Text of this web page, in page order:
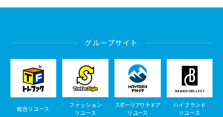
グループサイト
総合リユース
ファッション
リユース
スポーツアウトドア
リユース
ハイブランド
リユース